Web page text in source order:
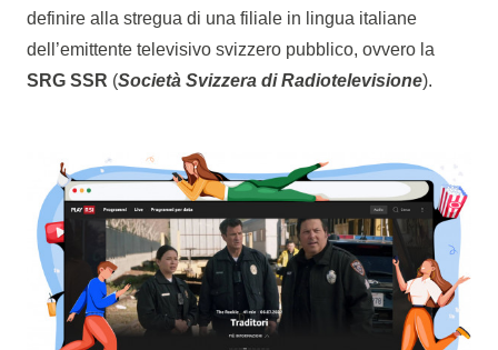
definire alla stregua di una filiale in lingua italiane
dell’emittente televisivo svizzero pubblico, ovvero la
SRG SSR (Società Svizzera di Radiotelevisione).